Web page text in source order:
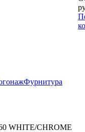
Фурнитура
WHITE/CHROME